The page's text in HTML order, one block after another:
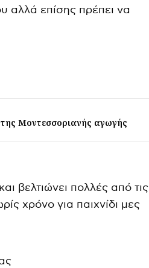
αλλά επίσης πρέπει να
Μοντεσσοριανής αγωγής
βελτιώνει πολλές από τις
χρόνο για παιχνίδι μες